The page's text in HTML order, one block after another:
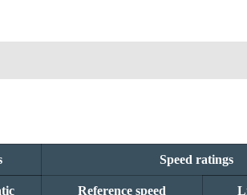
Speed ratings
Reference speed